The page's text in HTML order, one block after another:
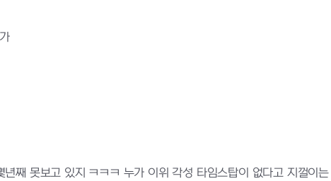
째 못보고 있지 ㅋㅋㅋ 누가 이위 각성 타임스탑이 없다고 지껄이는